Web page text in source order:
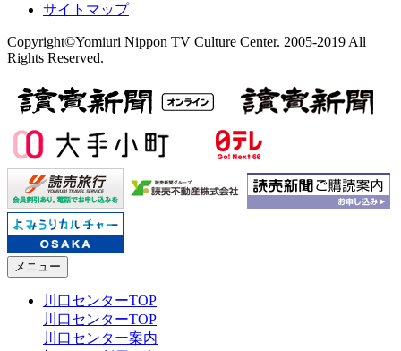
サイトマップ
Copyright©Yomiuri Nippon TV Culture Center. 2005-2019 All
Rights Reserved.
メニュー
川口センターTOP
川口センターTOP
川口センター案内